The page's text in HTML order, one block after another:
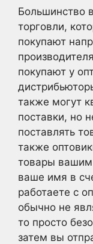
Большинство
торговли,
покупают
покупают у
также могут
поставки, но
поставлять
также
товары вашим
ваше имя в
работаете с
обычно не
то просто
затем вы